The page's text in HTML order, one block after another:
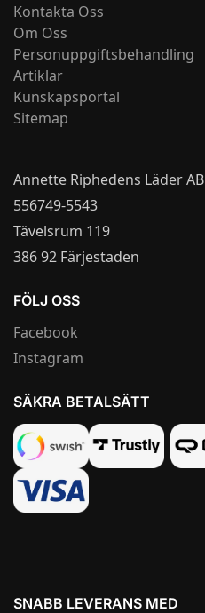
Kontakta Oss
Om Oss
Personuppgiftsbehandling
Artiklar
Kunskapsportal
Sitemap
Annette Riphedens Läder AB
556749-5543
Tävelsrum 119
386 92 Färjestaden
FÖLJ OSS
Facebook
Instagram
SÄKRA BETALSÄTT
SNABB LEVERANS MED